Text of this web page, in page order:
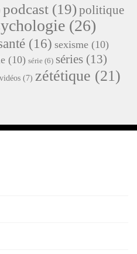
podcast (19)politique
(26)
(16) sexisme (10)
(10) série (6) séries (13)
vidéos (7) zététique (21)